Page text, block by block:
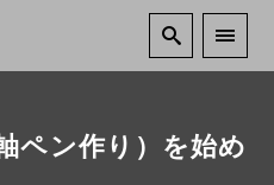
ペン作り）を始め